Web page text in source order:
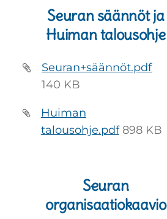
Seuran säännöt ja
Huiman talousohje
Seuran+säännöt.pdf
140 KB
Huiman
talousohje.pdf 898 KB
Seuran
organisaatiokaavio